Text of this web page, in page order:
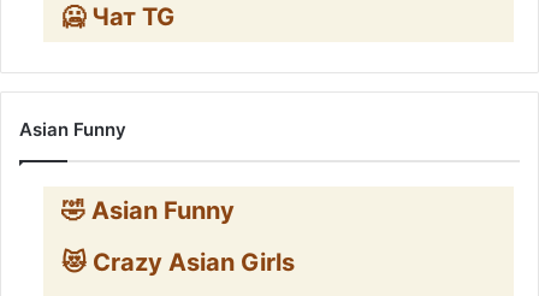
🥶 Чат TG
Asian Funny
🤣 Asian Funny
😻 Crazy Asian Girls